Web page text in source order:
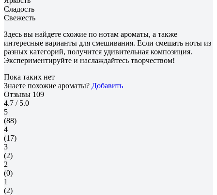
Сладость
Свежесть
Здесь вы найдете схожие по нотам ароматы, а также
интересные варианты для смешивания. Если смешать ноты из
разных категорий, получится удивительная композиция.
Экспериментируйте и наслаждайтесь творчеством!
Пока таких нет
Знаете похожие ароматы? Добавить
Отзывы 109
4.7 / 5.0
5
(88)
4
(17)
3
(2)
2
(0)
1
(2)